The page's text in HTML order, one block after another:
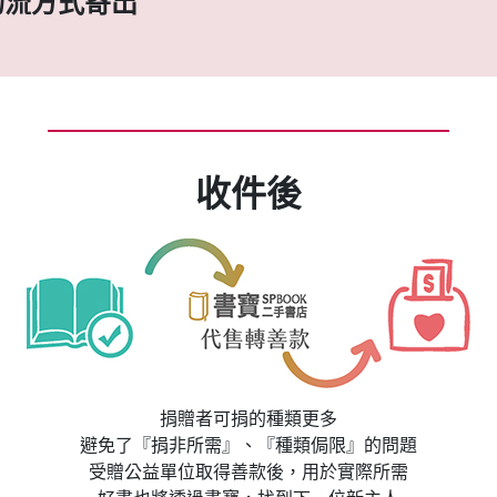
收件後
捐贈者可捐的種類更多
避免了『捐非所需』、『種類侷限』的問題
受贈公益單位取得善款後，用於實際所需